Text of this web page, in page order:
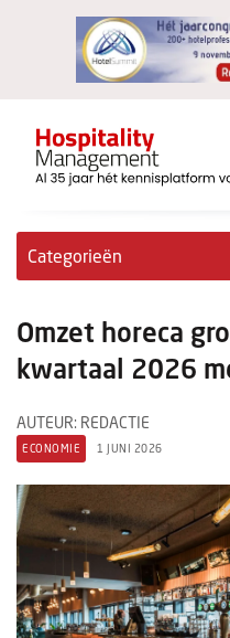
Categorieën
Hotelovernames
Jong & Ambitieus
Columns
Michelin
Nieuwe hotels
Omzet horeca
kwartaal 2026
AUTEUR: REDACTIE
ECONOMIE 1 JUNI 2026